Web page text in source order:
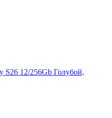
S26 12/256Gb Голубой,